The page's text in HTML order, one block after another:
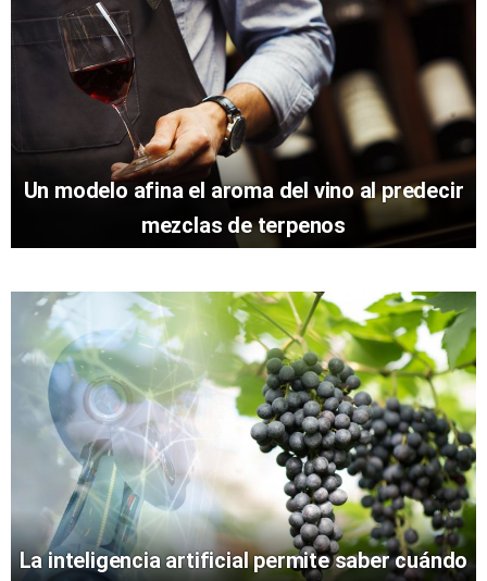
Un modelo afina el aroma del vino al predecir
mezclas de terpenos
La inteligencia artificial permite saber cuándo